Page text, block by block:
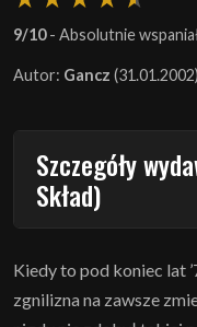
9/10- Absolutnie
Autor: Gancz (31.01.2002)
Szczegóły
Skład)
Kiedy to pod koniec lat
zgnilizna na zawsze